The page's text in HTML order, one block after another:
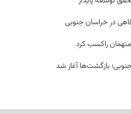
در خراسان جنوبی
راکسب کرد